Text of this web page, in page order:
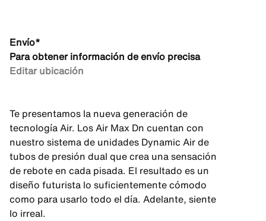
Envío*
Para obtener información de envío precisa
Editar ubicación
Te presentamos la nueva generación de
tecnología Air. Los Air Max Dn cuentan con
nuestro sistema de unidades Dynamic Air de
tubos de presión dual que crea una sensación
de rebote en cada pisada. El resultado es un
diseño futurista lo suficientemente cómodo
como para usarlo todo el día. Adelante, siente
lo irreal.